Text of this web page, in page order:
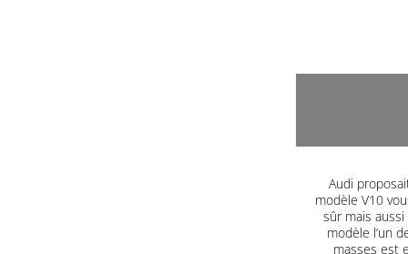
Audi
modèle V10
sûr mais
modèle l’un
masses est